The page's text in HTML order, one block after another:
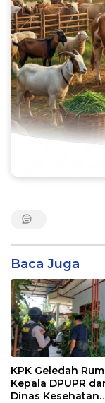
Baca Juga
KPK Geledah
Kepala DPUPR
Dinas Kesehatan